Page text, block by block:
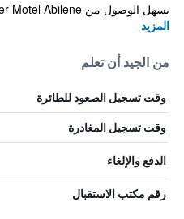
يسهل الوصول من Tower Motel Abilene إلى...
المزيد
من الجيد أن تعلم
وقت تسجيل الصعود للطائرة
وقت تسجيل المغادرة
الدفع والإلغاء
رقم مكتب الاستقبال